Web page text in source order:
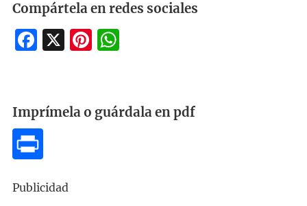
Compártela en redes sociales
Facebook
X Pinterest
WhatsApp
Imprímela o guárdala en pdf
Publicidad